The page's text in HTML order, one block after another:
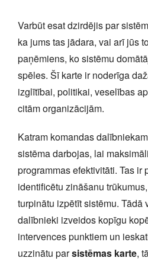
Varbūt esat dzirdējis par
ka jums tas jādara, vai arī jūs
paņēmiens, ko sistēmu
spēles. Šī karte ir noderīga
izglītībai, politikai, veselības
citām organizācijām.
Katram komandas
sistēma darbojas, lai
programmas efektivitāti. Tas ir
identificētu zināšanu
turpinātu izpētīt sistēmu. Tādā
dalībnieki izveidos kopīgu
intervences punktiem un
uzzinātu parsistēmas karte,